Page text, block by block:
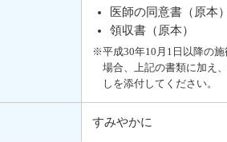
医師の同意書（原本）
領収書（原本）
※平成30年10月1日以降の
場合、上記の書類に加え
しを添付してください。
すみやかに